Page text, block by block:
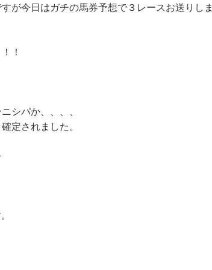
が今日はガチの馬券予想で３レースお送りしま
！
シパか、、、、
定されました。